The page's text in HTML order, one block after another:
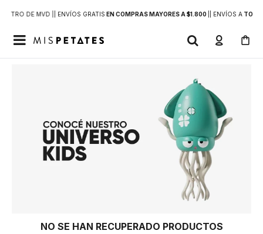
DE MVD | | ENVÍOS GRATIS EN COMPRAS MAYORES A $1.800 | ENVÍOS ATODO

NO SE HAN RECUPERADO PRODUCTOS